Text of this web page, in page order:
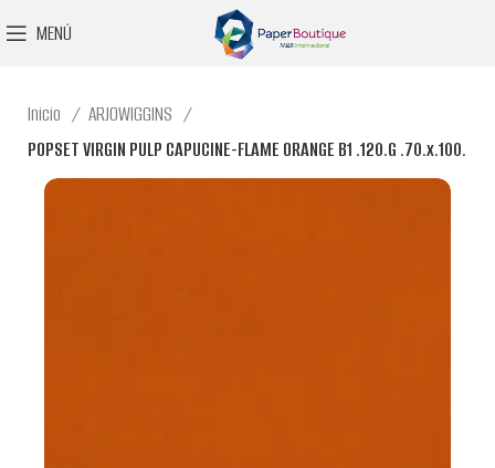
MENÚ
Inicio
ARJOWIGGINS
POPSET VIRGIN PULP CAPUCINE-FLAME ORANGE B1 .120.G .70.x.100.